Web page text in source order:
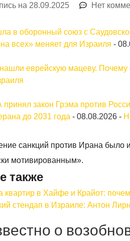
на 28.09.2025 Нет
в оборонный союз с
всех» меняет для Израиля -
еврейскую мацеву. Почему
закон Грэма против
до 2031 года -08.08.2026 -
санкций против Ирана было
мотивированным».
также
квартир в Хайфе и Крайот:
стендап в Израиле: Антон
о